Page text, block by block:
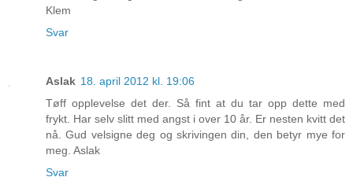
Klem
Svar
Aslak 18. april 2012 kl. 19:06
Tøff opplevelse det der. Så fint at du tar opp dette med
frykt. Har selv slitt med angst i over 10 år. Er nesten kvitt det
nå. Gud velsigne deg og skrivingen din, den betyr mye for
meg. Aslak
Svar